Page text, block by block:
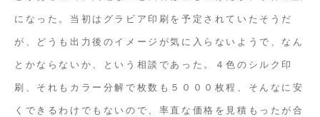
になった。当初はグラビア印刷を予定されていたそうだ
が、どうも出力後のイメージが気に入らないようで、なん
とかならないか、という相談であった。４色のシルク印
刷、それもカラー分解で枚数も５０００枚程、そんなに安
くできるわけでもないので、率直な価格を見積もったが合